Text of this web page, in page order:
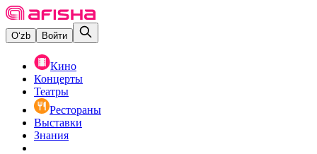
O‘zb Войти
Кино
Концерты
Театры
Рестораны
Выставки
Знания